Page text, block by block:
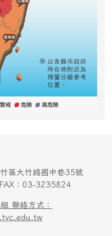
區大竹路國中巷35號
：03-3235824
聯絡方式：